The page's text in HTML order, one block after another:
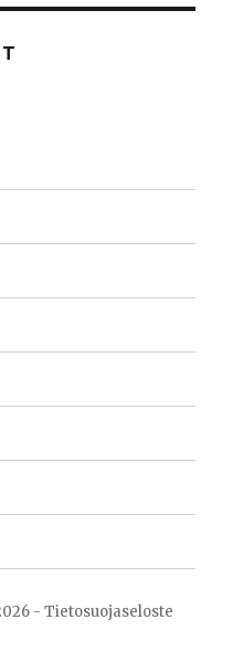
-Tietosuojaseloste